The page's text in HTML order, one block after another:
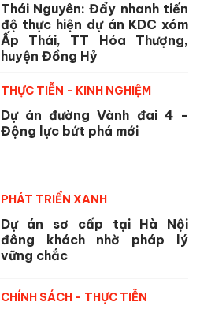
Thái Nguyên: Đẩy nhanh tiến
độ thực hiện dự án KDC xóm
Ấp Thái, TT Hóa Thượng,
huyện Đồng Hỷ
THỰC TIỄN - KINH NGHIỆM
Dự án đường Vành đai 4 -
Động lực bứt phá mới
PHÁT TRIỂN XANH
Dự án sơ cấp tại Hà Nội
đông khách nhờ pháp lý
vững chắc
CHÍNH SÁCH - THỰC TIỄN